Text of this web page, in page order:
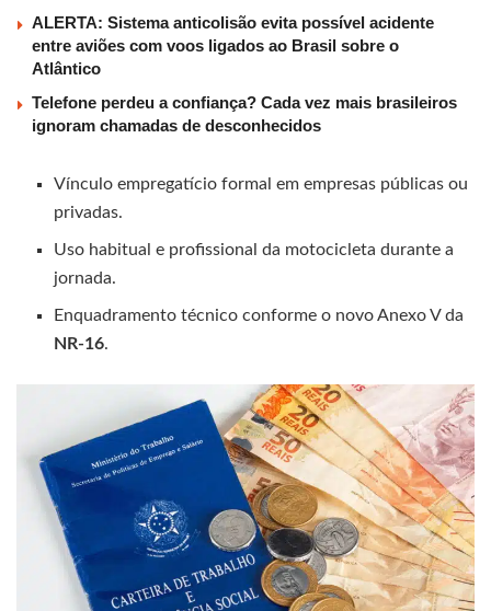
ALERTA: Sistema anticolisão evita possível acidente
entre aviões com voos ligados ao Brasil sobre o
Atlântico
Telefone perdeu a confiança? Cada vez mais brasileiros
ignoram chamadas de desconhecidos
Vínculo empregatício formal em empresas públicas ou
privadas.
Uso habitual e profissional da motocicleta durante a
jornada.
Enquadramento técnico conforme o novo Anexo V da
NR-16.